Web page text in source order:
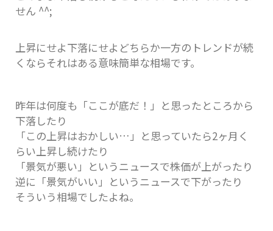
せん ^^;
上昇にせよ下落にせよどちらか一方のトレンドが続
くならそれはある意味簡単な相場です。
昨年は何度も「ここが底だ！」と思ったところから
下落したり
「この上昇はおかしい…」と思っていたら2ヶ月く
らい上昇し続けたり
「景気が悪い」というニュースで株価が上がったり
逆に「景気がいい」というニュースで下がったり
そういう相場でしたよね。